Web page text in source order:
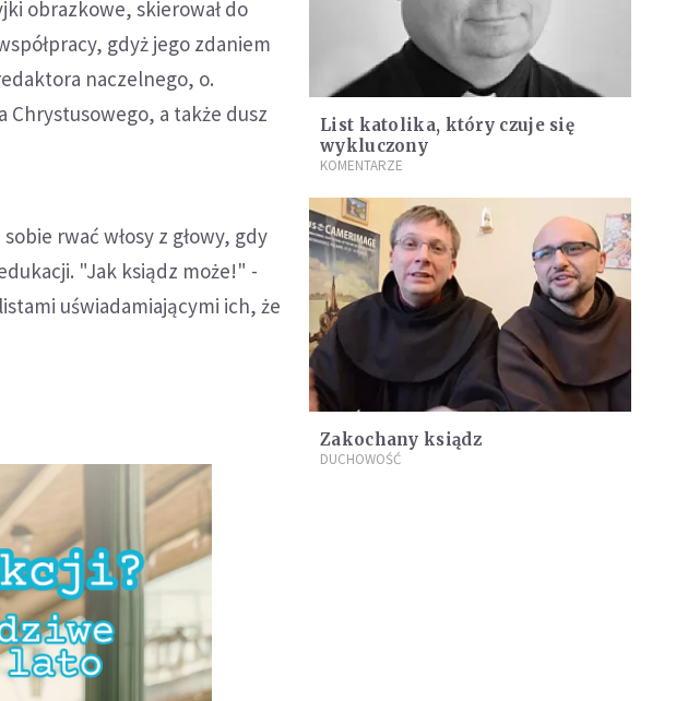
obrazkowe, skierował do
gdyż jego zdaniem
naczelnego, o.
Chrystusowego, a także dusz
rwać włosy z głowy, gdy
"Jak ksiądz może!" -
uświadamiającymi ich, że
List katolika, który czuje się
wykluczony
KOMENTARZE
Zakochany ksiądz
DUCHOWOŚĆ